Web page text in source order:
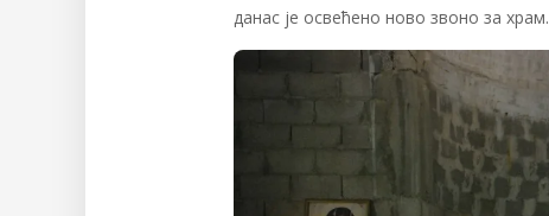
данас је освећено ново звоно за храм.